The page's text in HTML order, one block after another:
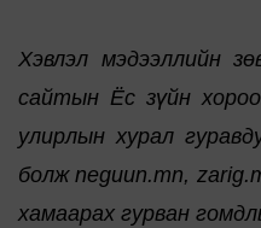
Хэвлэл мэдээллийн
сайтын Ёс зүйн
улирлын хурал
болж neguun.mn,
хамаарах гурван